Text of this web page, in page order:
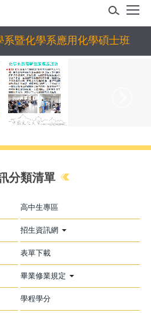
系暨化學系應用化學碩士班
分類清單
高中生專區
招生資訊網
表單下載
畢業修業規定
學程學分